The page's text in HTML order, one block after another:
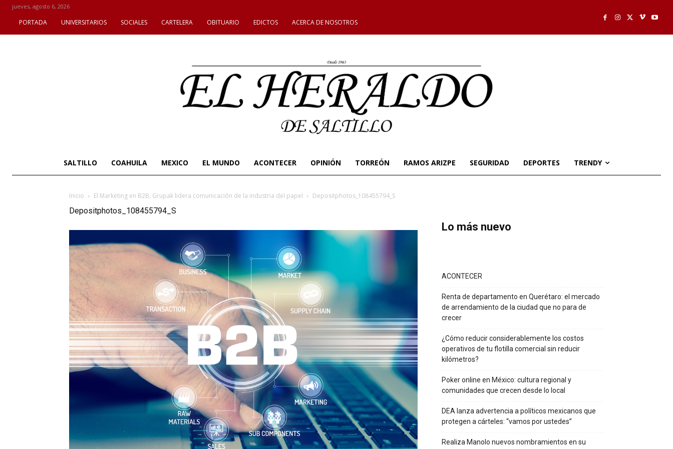
jueves, agosto 6, 2026
PORTADA UNIVERSITARIOS SOCIALES CARTELERA OBITUARIO EDICTOS ACERCA DE NOSOTROS
SALTILLO COAHUILA MEXICO EL MUNDO ACONTECER OPINIÓN TORREÓN RAMOS ARIZPE SEGURIDAD DEPORTES TRENDY
Inicio El Marketing en B2B, Grupak lidera comunicación de la industria del papel Depositphotos_108455794_S
Depositphotos_108455794_S
Lo más nuevo
ACONTECER
Renta de departamento en Querétaro: el mercado
de arrendamiento de la ciudad que no para de
crecer
¿Cómo reducir considerablemente los costos
operativos de tu flotilla comercial sin reducir
kilómetros?
Poker online en México: cultura regional y
comunidades que crecen desde lo local
DEA lanza advertencia a políticos mexicanos que
protegen a cárteles: “vamos por ustedes”
Realiza Manolo nuevos nombramientos en su